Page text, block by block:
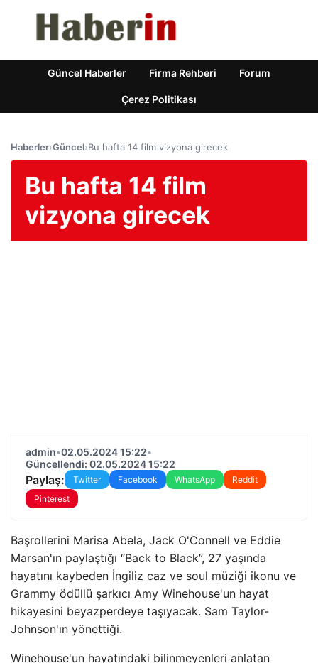
Güncel Haberler Firma Rehberi Forum
Çerez Politikası
Haberler›Güncel›Bu hafta 14 film vizyona girecek
Bu hafta 14 film
vizyona girecek
admin•02.05.2024 15:22•
Güncellendi: 02.05.2024 15:22
Paylaş: Twitter Facebook WhatsApp
Reddit
Pinterest
Başrollerini Marisa Abela, Jack O'Connell ve Eddie
Marsan'ın paylaştığı “Back to Black”, 27 yaşında
hayatını kaybeden İngiliz caz ve soul müziği ikonu ve
Grammy ödüllü şarkıcı Amy Winehouse'un hayat
hikayesini beyazperdeye taşıyacak. Sam Taylor-
Johnson'ın yönettiği.
Winehouse'un hayatındaki bilinmeyenleri anlatan